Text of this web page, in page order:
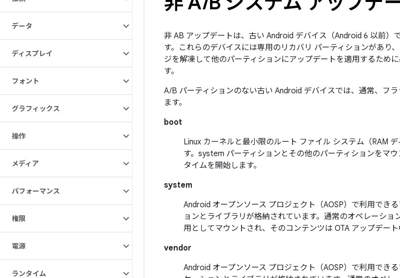
データ
ディスプレイ
フォント
グラフィックス
操作
メディア
パフォーマンス
権限
電源
ランタイム
非 AB アップデートは、古い Android デバイス（Android 6 以前）
す。これらのデバイスには専用のリカバリ パーティションがあり
ジを解凍して他のパーティションにアップデートを適用するため
す。
A/B パーティションのない古い Android デバイスでは、通常、フ
ます。
boot
Linux カーネルと最小限のルート ファイル システム（RAM
す。system パーティションとその他のパーティションをマ
タイムを開始します。
system
Android オープンソース プロジェクト（AOSP）で利用でき
ョンとライブラリが格納されています。通常のオペレーシ
用としてマウントされ、そのコンテンツは OTA アップデート
vendor
Android オープンソース プロジェクト（AOSP）で利用でき